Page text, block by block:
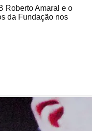
Roberto Amaral e o
da Fundação nos